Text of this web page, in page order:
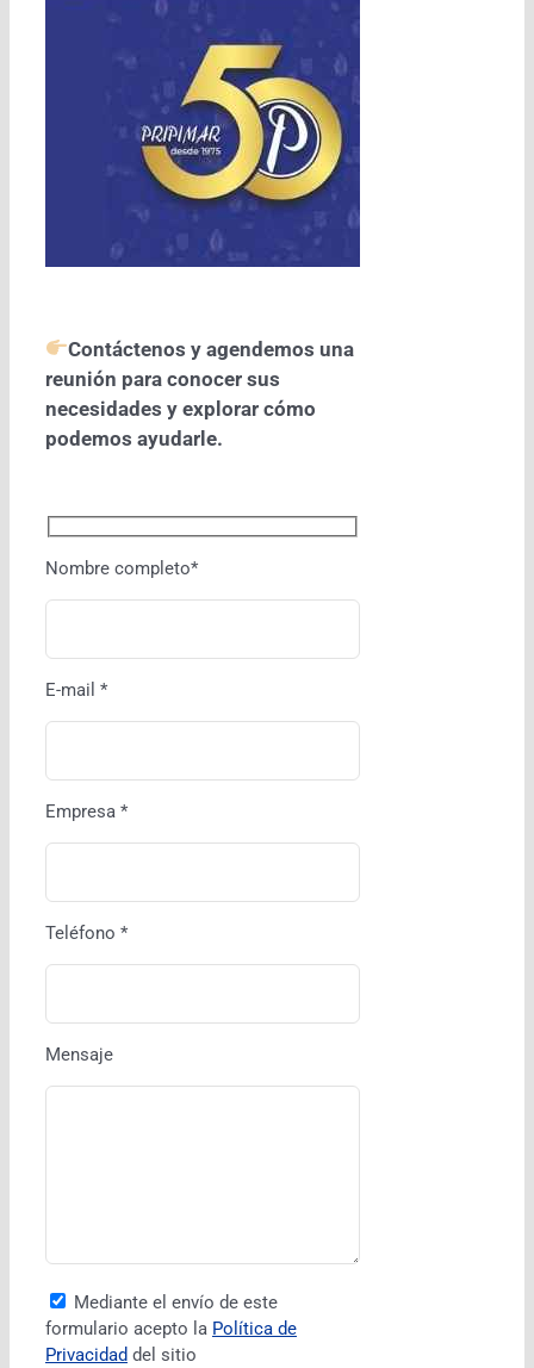
Contáctenos y agendemos una
reunión para conocer sus
necesidades y explorar cómo
podemos ayudarle.
Nombre completo*
E-mail *
Empresa *
Teléfono *
Mensaje
Mediante el envío de este
formulario acepto la Política de
Privacidad del sitio